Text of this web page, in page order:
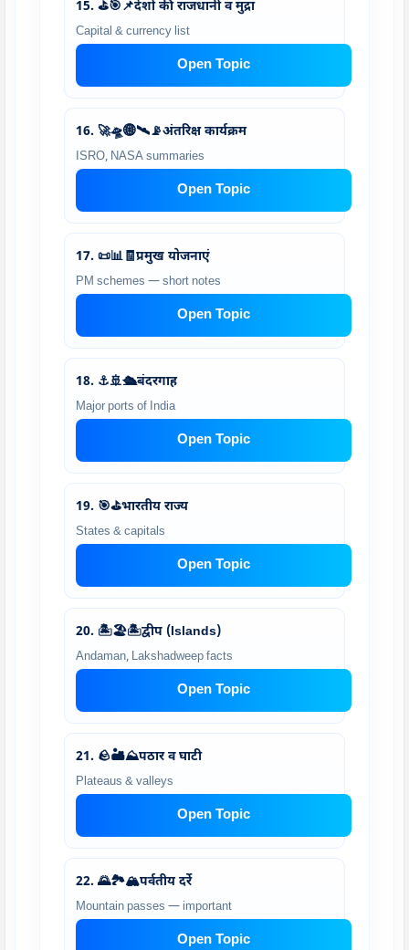
15. ⛳🎯📌देशों की राजधानी व मुद्रा
Capital & currency list
Open Topic
16. 🚀🛸🌐🛰️📡अंतरिक्ष कार्यक्रम
ISRO, NASA summaries
Open Topic
17. 📜📊🧾प्रमुख योजनाएं
PM schemes — short notes
Open Topic
18. ⚓🚢🛳️बंदरगाह
Major ports of India
Open Topic
19. 🎯⛳भारतीय राज्य
States & capitals
Open Topic
20. 🏝️🏖️🏝️द्वीप (Islands)
Andaman, Lakshadweep facts
Open Topic
21. 🪨🏜️⛰️पठार व घाटी
Plateaus & valleys
Open Topic
22. 🌄🏞️🏔️पर्वतीय दर्रे
Mountain passes — important
Open Topic